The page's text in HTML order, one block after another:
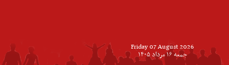
Friday 07 August 2026
جمعه ۱۶ مرداد ۱۴۰۵